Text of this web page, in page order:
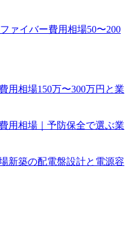
ァイバー費用相場50〜200
用相場150万〜300万円と業
用相場｜予防保全で選ぶ業
新築の配電盤設計と電源容